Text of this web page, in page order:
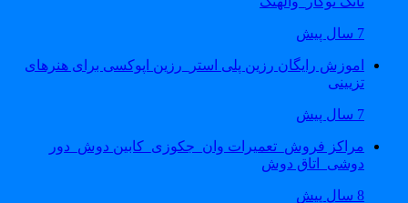
اموزش رایگان رزین پلی استر_رزین اپوکسی برای هنرهای
تزیینی
مراکز فروش_تعمیرات وان_جکوزی_کابین دوش_دور
دوشی_اتاق دوش